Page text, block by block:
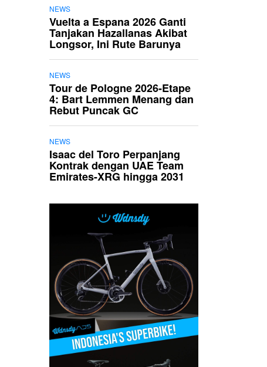
NEWS
Vuelta a Espana 2026 Ganti
Tanjakan Hazallanas Akibat
Longsor, Ini Rute Barunya
NEWS
Tour de Pologne 2026-Etape
4: Bart Lemmen Menang dan
Rebut Puncak GC
NEWS
Isaac del Toro Perpanjang
Kontrak dengan UAE Team
Emirates-XRG hingga 2031